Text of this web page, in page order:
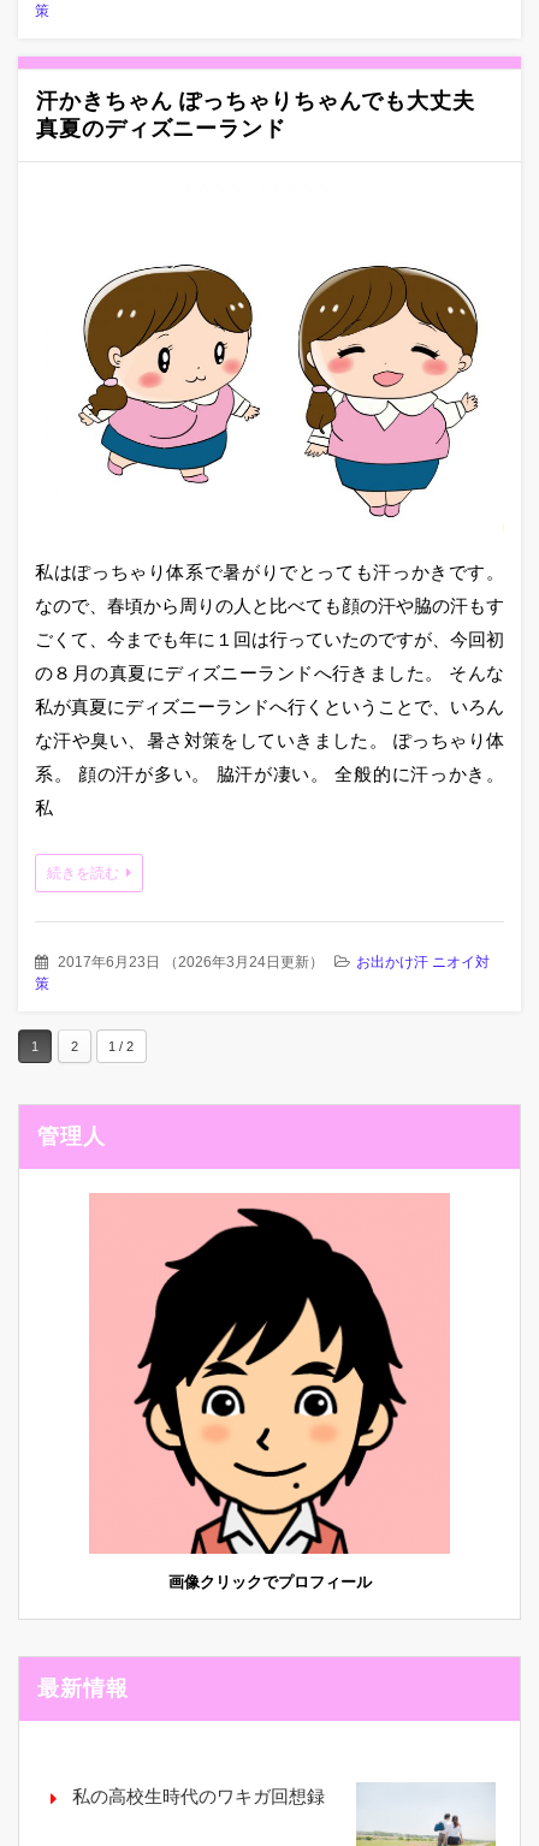
策
汗かきちゃん ぽっちゃりちゃんでも大丈夫
真夏のディズニーランド
私はぽっちゃり体系で暑がりでとっても汗っかきです。
なので、春頃から周りの人と比べても顔の汗や脇の汗もす
ごくて、今までも年に１回は行っていたのですが、今回初
の８月の真夏にディズニーランドへ行きました。 そんな
私が真夏にディズニーランドへ行くということで、いろん
な汗や臭い、暑さ対策をしていきました。 ぽっちゃり体
系。 顔の汗が多い。 脇汗が凄い。 全般的に汗っかき。
私
続きを読む
2017年6月23日 （2026年3月24日更新）
お出かけ汗 ニオイ対
策
1 2 1 / 2
管理人
画像クリックでプロフィール
最新情報
私の高校生時代のワキガ回想録